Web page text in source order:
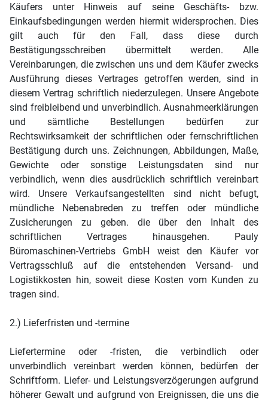
Käufers unter Hinweis auf seine Geschäfts- bzw.
Einkaufsbedingungen werden hiermit widersprochen. Dies
gilt auch für den Fall, dass diese durch
Bestätigungsschreiben übermittelt werden. Alle
Vereinbarungen, die zwischen uns und dem Käufer zwecks
Ausführung dieses Vertrages getroffen werden, sind in
diesem Vertrag schriftlich niederzulegen. Unsere Angebote
sind freibleibend und unverbindlich. Ausnahmeerklärungen
und sämtliche Bestellungen bedürfen zur
Rechtswirksamkeit der schriftlichen oder fernschriftlichen
Bestätigung durch uns. Zeichnungen, Abbildungen, Maße,
Gewichte oder sonstige Leistungsdaten sind nur
verbindlich, wenn dies ausdrücklich schriftlich vereinbart
wird. Unsere Verkaufsangestellten sind nicht befugt,
mündliche Nebenabreden zu treffen oder mündliche
Zusicherungen zu geben. die über den Inhalt des
schriftlichen Vertrages hinausgehen. Pauly
Büromaschinen-Vertriebs GmbH weist den Käufer vor
Vertragsschluß auf die entstehenden Versand- und
Logistikkosten hin, soweit diese Kosten vom Kunden zu
tragen sind.
2.) Lieferfristen und -termine
Liefertermine oder -fristen, die verbindlich oder
unverbindlich vereinbart werden können, bedürfen der
Schriftform. Liefer- und Leistungsverzögerungen aufgrund
höherer Gewalt und aufgrund von Ereignissen, die uns die